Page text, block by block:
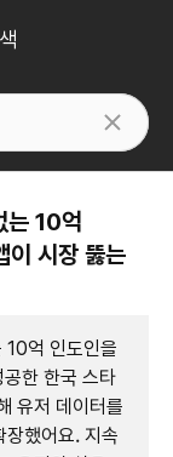
는 10억
이 시장 뚫는
10억 인도인을
한 한국 스타
유저 데이터를
장했어요. 지속